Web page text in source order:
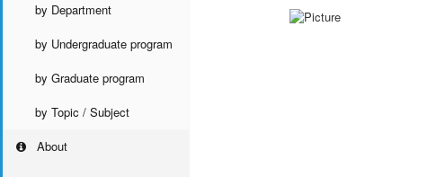
by Department
by Undergraduate program
by Graduate program
by Topic / Subject
About